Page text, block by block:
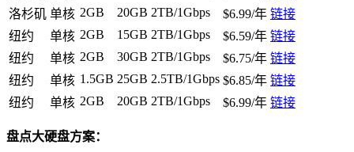
洛杉矶 单核 2GB 20GB 2TB/1Gbps $6.99/年 链接
纽约
单核 2GB 15GB 2TB/1Gbps $6.59/年 链接
纽约
单核 2GB 30GB 2TB/1Gbps $6.75/年 链接
纽约
单核 1.5GB 25GB 2.5TB/1Gbps $6.85/年 链接
纽约
单核 2GB 20GB 2TB/1Gbps $6.99/年 链接
盘点大硬盘方案：